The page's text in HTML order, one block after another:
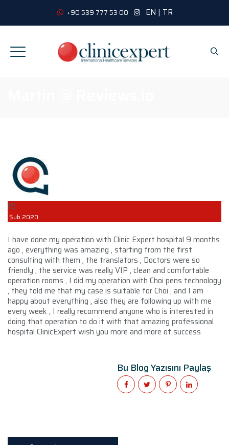
+90 539 777 53 00 EN | TR
19
Şub 2020
I have done my operation with Clinic Expert hospital 9 months
ago , everything was amazing , starting from the first
consulting with them , the translators , Doctors were so
friendly , the service was really VIP , clean and comfortable
operation rooms , I did my operation with Choi pens technology
, they told me that my case is suitable for Choi , and I am
happy about everything , also they are following up with me
every week , I really recommend anyone who is interested in
doing that operation to do it with that amazing professional
hospital ClinicExpert wish you more and more of success
Bu Blog Yazısını Paylaş